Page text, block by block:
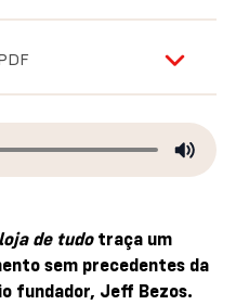
de tudotraça um
sem precedentes da
fundador, Jeff Bezos.